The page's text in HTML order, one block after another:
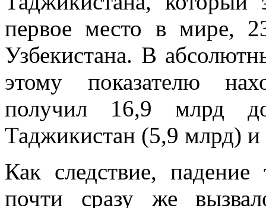
первое место в мире,
Узбекистана. В
этому показателю
получил 16,9 млрд
Таджикистан (5,9 млрд)
Как следствие,
почти сразу же